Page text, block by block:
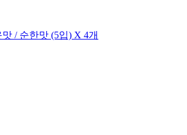
/ 순한맛 (5입) X 4개